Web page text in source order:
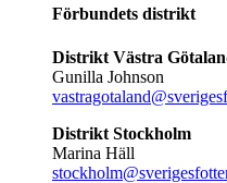
Förbundets distrikt
Distrikt Västra
Gunilla Johnson
Distrikt Stockholm
Marina Häll